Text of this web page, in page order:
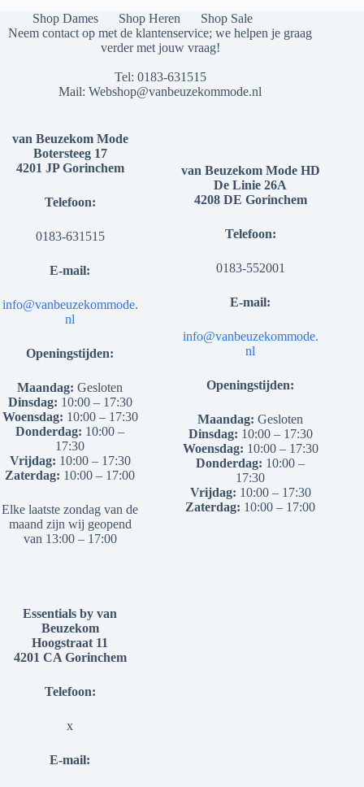
Shop Dames Shop Heren
Shop Sale
Neem contact op met de klantenservice; we helpen je graag
verder met jouw vraag!
Tel: 0183-631515
Mail:Webshop@vanbeuzekommode.nl
van Beuzekom Mode
Botersteeg 17
4201 JP Gorinchem
Telefoon:
0183-631515
E-mail:
info@vanbeuzekommode.
nl
Openingstijden:
Maandag: Gesloten
Dinsdag: 10:00 – 17:30
Woensdag: 10:00 – 17:30
Donderdag: 10:00 –
17:30
Vrijdag: 10:00 – 17:30
Zaterdag: 10:00 – 17:00
Elke laatste zondag van de
maand zijn wij geopend
van 13:00 – 17:00
van Beuzekom Mode HD
De Linie 26A
4208 DE Gorinchem
Telefoon:
0183-552001
E-mail:
info@vanbeuzekommode.
nl
Openingstijden:
Maandag: Gesloten
Dinsdag: 10:00 – 17:30
Woensdag: 10:00 – 17:30
Donderdag: 10:00 –
17:30
Vrijdag: 10:00 – 17:30
Zaterdag: 10:00 – 17:00
Essentials by van
Beuzekom
Hoogstraat 11
4201 CA Gorinchem
Telefoon:
x
E-mail: